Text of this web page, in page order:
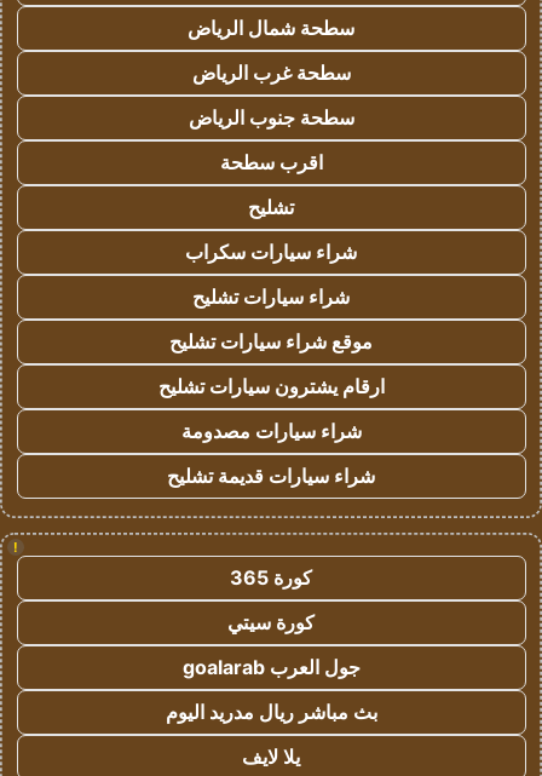
سطحة شمال الرياض
سطحة غرب الرياض
سطحة جنوب الرياض
اقرب سطحة
تشليح
شراء سيارات سكراب
شراء سيارات تشليح
موقع شراء سيارات تشليح
ارقام يشترون سيارات تشليح
شراء سيارات مصدومة
شراء سيارات قديمة تشليح
!
كورة 365
كورة سيتي
جول العرب goalarab
بث مباشر ريال مدريد اليوم
يلا لايف